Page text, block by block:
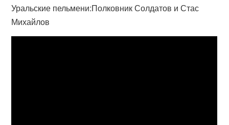
Уральские пельмени:Полковник Солдатов и Стас
Михайлов